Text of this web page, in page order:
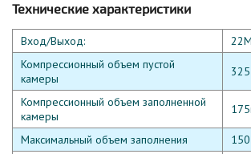
Технические характеристики
Вход/Выход:
Компрессионный объем пустой
камеры
Компрессионный объем заполненной
камеры
Максимальный объем заполнения